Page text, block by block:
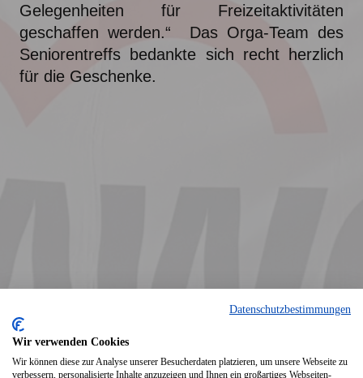
Gelegenheiten für Freizeitaktivitäten
geschaffen werden.“ Das Orga-Team des
Seniorentreffs bedankte sich recht herzlich
für die Geschenke.
Datenschutzbestimmungen
Wir verwenden Cookies
Wir können diese zur Analyse unserer Besucherdaten platzieren, um unsere Webseite zu
verbessern, personalisierte Inhalte anzuzeigen und Ihnen ein großartiges Webseiten-